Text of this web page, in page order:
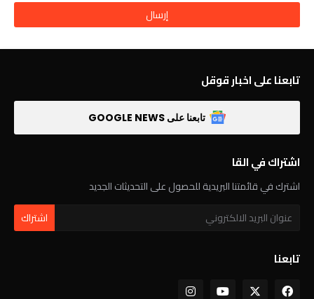
تابعنا على اخبار قوقل
تابعنا على GOOGLE NEWS
اشتراك في القا
اشترك في قائمتنا البريدية للحصول على التحديثات الجديد
تابعنا